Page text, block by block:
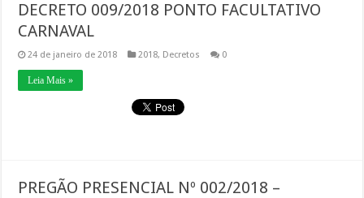
DECRETO 009/2018 PONTO FACULTATIVO
CARNAVAL
24 de janeiro de 2018 2018, Decretos 0
Leia Mais »
PREGÃO PRESENCIAL Nº 002/2018 –